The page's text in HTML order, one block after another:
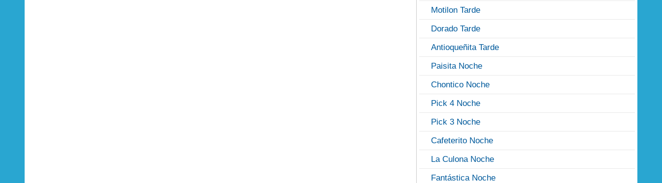
Motilon Tarde
Dorado Tarde
Antioqueñita Tarde
Paisita Noche
Chontico Noche
Pick 4 Noche
Pick 3 Noche
Cafeterito Noche
La Culona Noche
Fantástica Noche